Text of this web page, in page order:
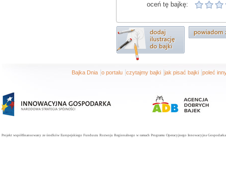
oceń tę bajkę:
Bajka Dnia o portalu czytajmy bajki jak pisać bajki poleć
Projekt współfinansowany ze środków Europejskiego Funduszu Rozwoju Regionalnego w ramach Programu Operacyjnego Innowacyjna